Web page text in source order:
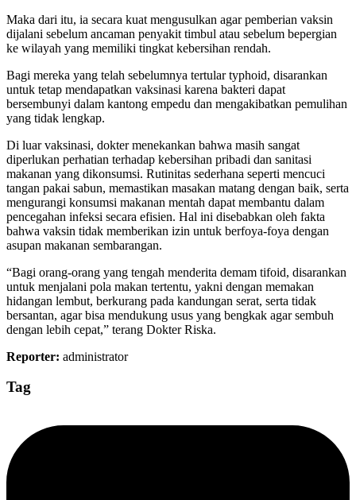
Maka dari itu, ia secara kuat mengusulkan agar pemberian vaksin
dijalani sebelum ancaman penyakit timbul atau sebelum bepergian
ke wilayah yang memiliki tingkat kebersihan rendah.
Bagi mereka yang telah sebelumnya tertular typhoid, disarankan
untuk tetap mendapatkan vaksinasi karena bakteri dapat
bersembunyi dalam kantong empedu dan mengakibatkan pemulihan
yang tidak lengkap.
Di luar vaksinasi, dokter menekankan bahwa masih sangat
diperlukan perhatian terhadap kebersihan pribadi dan sanitasi
makanan yang dikonsumsi. Rutinitas sederhana seperti mencuci
tangan pakai sabun, memastikan masakan matang dengan baik, serta
mengurangi konsumsi makanan mentah dapat membantu dalam
pencegahan infeksi secara efisien. Hal ini disebabkan oleh fakta
bahwa vaksin tidak memberikan izin untuk berfoya-foya dengan
asupan makanan sembarangan.
“Bagi orang-orang yang tengah menderita demam tifoid, disarankan
untuk menjalani pola makan tertentu, yakni dengan memakan
hidangan lembut, berkurang pada kandungan serat, serta tidak
bersantan, agar bisa mendukung usus yang bengkak agar sembuh
dengan lebih cepat,” terang Dokter Riska.
Reporter: administrator
Tag